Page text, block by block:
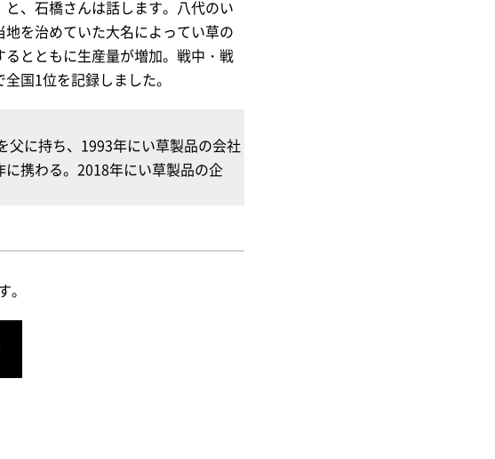
、石橋さんは話します。八代のい
を治めていた大名によってい草の
とともに生産量が増加。戦中・戦
国1位を記録しました。
父に持ち、1993年にい草製品の会社
携わる。2018年にい草製品の企